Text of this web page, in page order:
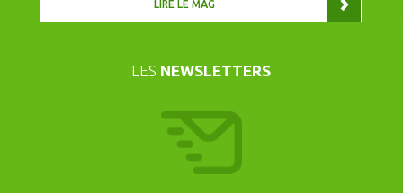
LIRE LE MAG
LES NEWSLETTERS